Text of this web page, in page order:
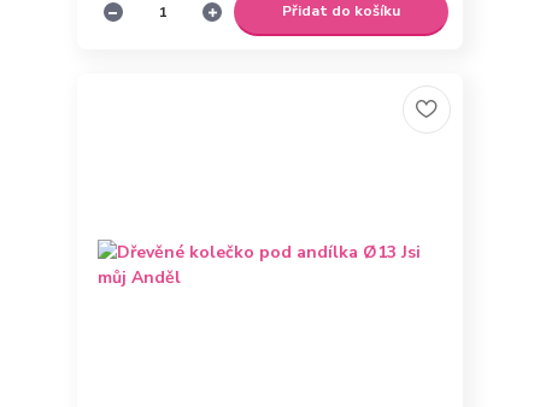
Přidat do košíku